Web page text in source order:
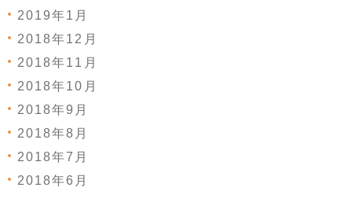
2019年1月
2018年12月
2018年11月
2018年10月
2018年9月
2018年8月
2018年7月
2018年6月